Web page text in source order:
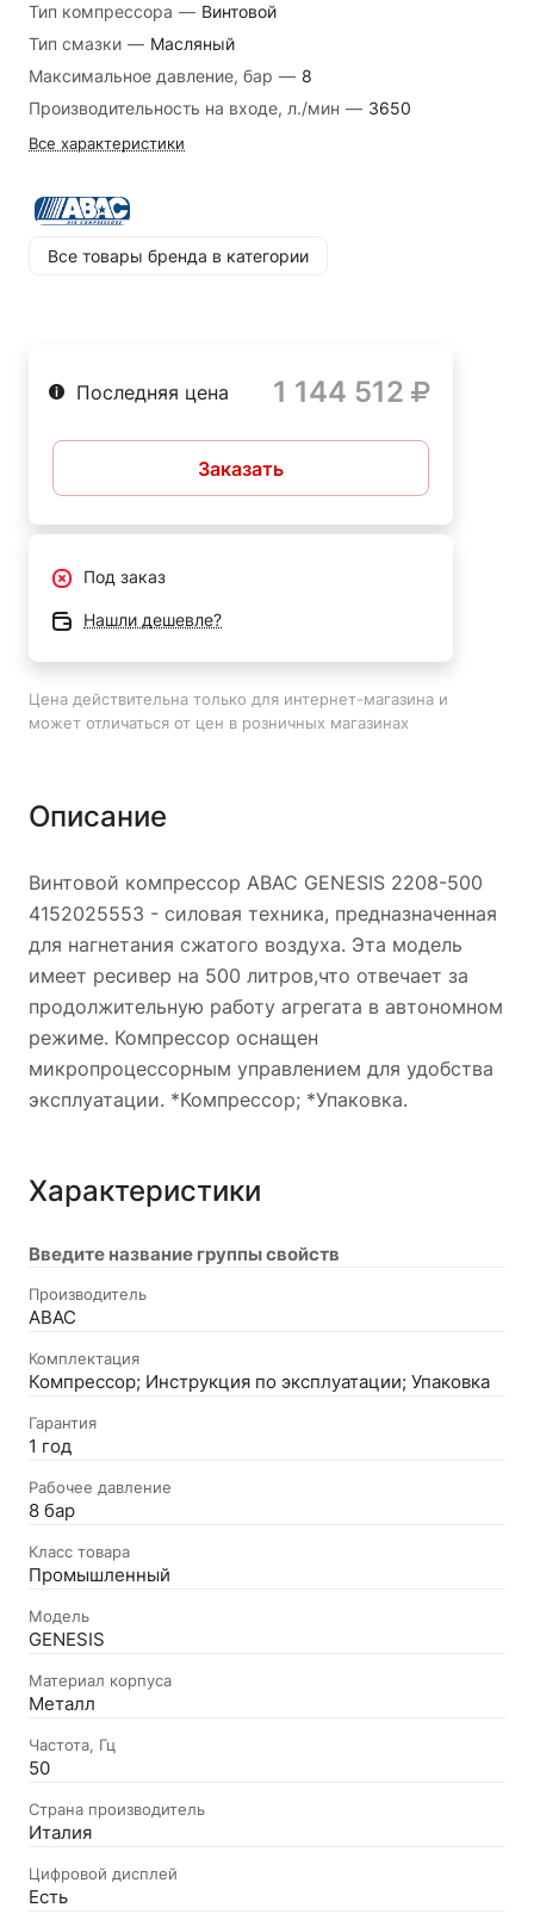
Тип компрессора — Винтовой
Тип смазки — Масляный
Максимальное давление, бар — 8
Производительность на входе, л./мин — 3650
Все характеристики
Все товары бренда в категории
Последняя цена 1 144 512
Заказать
Под заказ
Нашли дешевле?
Цена действительна только для интернет-магазина и
может отличаться от цен в розничных магазинах
Описание
Винтовой компрессор ABAC GENESIS 2208-500
4152025553 - силовая техника, предназначенная
для нагнетания сжатого воздуха. Эта модель
имеет ресивер на 500 литров,что отвечает за
продолжительную работу агрегата в автономном
режиме. Компрессор оснащен
микропроцессорным управлением для удобства
эксплуатации. *Компрессор; *Упаковка.
Характеристики
Введите название группы свойств
Производитель
ABAC
Комплектация
Компрессор; Инструкция по эксплуатации; Упаковка
Гарантия
1 год
Рабочее давление
8 бар
Класс товара
Промышленный
Модель
GENESIS
Материал корпуса
Металл
Частота, Гц
50
Страна производитель
Италия
Цифровой дисплей
Есть